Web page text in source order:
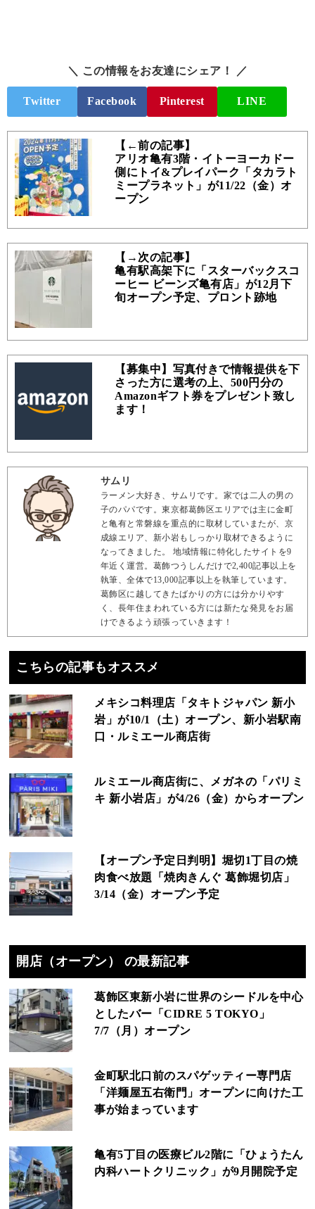
＼ この情報をお友達にシェア！ ／
Twitter Facebook Pinterest LINE
【←前の記事】
アリオ亀有3階・イトーヨーカドー
側にトイ&プレイパーク「タカラト
ミープラネット」が11/22（金）オ
ープン
【→次の記事】
亀有駅高架下に「スターバックスコ
ーヒー ビーンズ亀有店」が12月下
旬オープン予定、プロント跡地
【募集中】写真付きで情報提供を下
さった方に選考の上、500円分の
Amazonギフト券をプレゼント致し
ます！
サムリ
ラーメン大好き、サムリです。家では二人の男の
子のパパです。東京都葛飾区エリアでは主に金町
と亀有と常磐線を重点的に取材していまたが、京
成線エリア、新小岩もしっかり取材できるように
なってきました。 地域情報に特化したサイトを9
年近く運営。葛飾つうしんだけで2,400記事以上を
執筆、全体で13,000記事以上を執筆しています。
葛飾区に越してきたばかりの方には分かりやす
く、長年住まわれている方には新たな発見をお届
けできるよう頑張っていきます！
こちらの記事もオススメ
メキシコ料理店「タキトジャパン 新小
岩」が10/1（土）オープン、新小岩駅南
口・ルミエール商店街
ルミエール商店街に、メガネの「パリミ
キ 新小岩店」が4/26（金）からオープン
【オープン予定日判明】堀切1丁目の焼
肉食べ放題「焼肉きんぐ 葛飾堀切店」
3/14（金）オープン予定
開店（オープン） の最新記事
葛飾区東新小岩に世界のシードルを中心
としたバー「CIDRE 5 TOKYO」
7/7（月）オープン
金町駅北口前のスパゲッティー専門店
「洋麺屋五右衛門」オープンに向けた工
事が始まっています
亀有5丁目の医療ビル2階に「ひょうたん
内科ハートクリニック」が9月開院予定